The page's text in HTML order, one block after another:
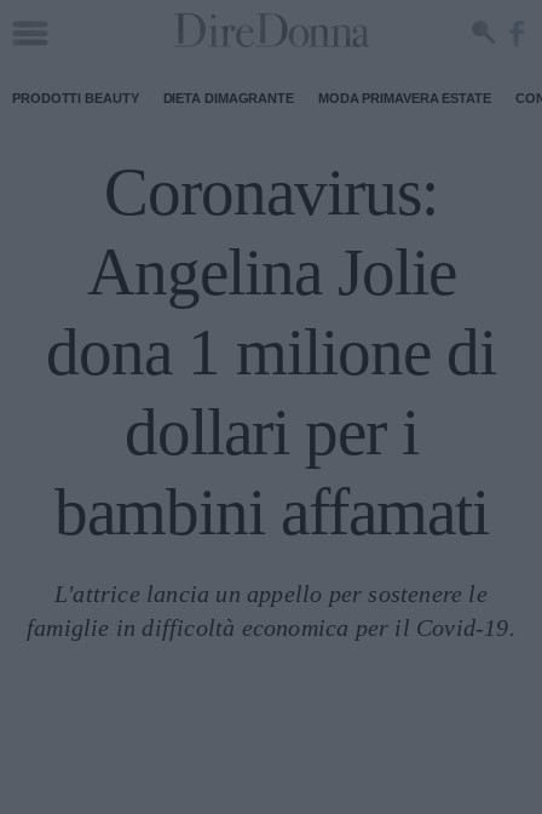
PRODOTTI BEAUTY DIETA DIMAGRANTE MODA PRIMAVERA ESTATE
Coronavirus:
Angelina Jolie
dona 1 milione di
dollari per i
bambini affamati
L'attrice lancia un appello per sostenere le
famiglie in difficoltà economica per il Covid-19.